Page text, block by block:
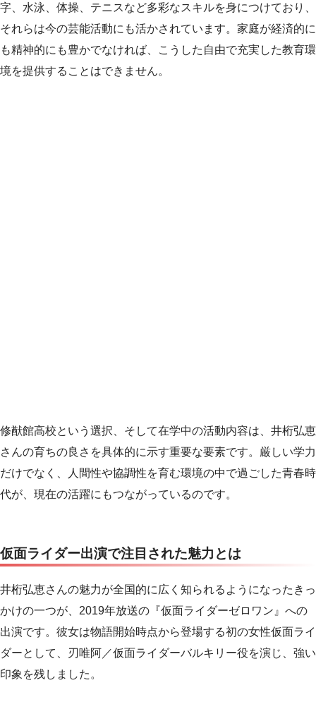
字、水泳、体操、テニスなど多彩なスキルを身につけており、
それらは今の芸能活動にも活かされています。家庭が経済的に
も精神的にも豊かでなければ、こうした自由で充実した教育環
境を提供することはできません。
修猷館高校という選択、そして在学中の活動内容は、井桁弘恵
さんの育ちの良さを具体的に示す重要な要素です。厳しい学力
だけでなく、人間性や協調性を育む環境の中で過ごした青春時
代が、現在の活躍にもつながっているのです。
仮面ライダー出演で注目された魅力とは
井桁弘恵さんの魅力が全国的に広く知られるようになったきっ
かけの一つが、2019年放送の『仮面ライダーゼロワン』への
出演です。彼女は物語開始時点から登場する初の女性仮面ライ
ダーとして、刃唯阿／仮面ライダーバルキリー役を演じ、強い
印象を残しました。